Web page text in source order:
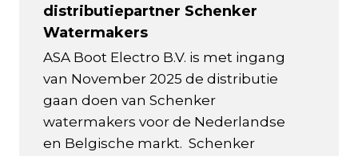
distributiepartner Schenker
Watermakers
ASA Boot Electro B.V. is met ingang
van November 2025 de distributie
gaan doen van Schenker
watermakers voor de Nederlandse
en Belgische markt. Schenker